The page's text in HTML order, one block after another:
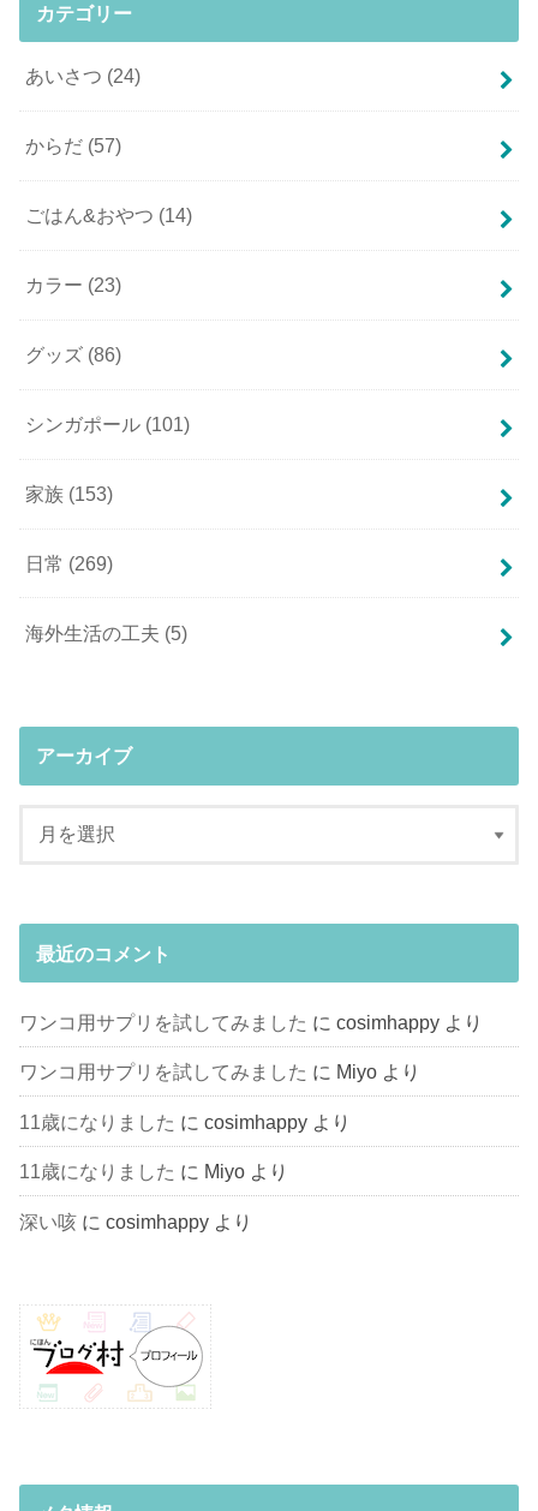
カテゴリー
あいさつ (24)
からだ (57)
ごはん&おやつ (14)
カラー (23)
グッズ (86)
シンガポール (101)
家族 (153)
日常 (269)
海外生活の工夫 (5)
アーカイブ
最近のコメント
ワンコ用サプリを試してみました にcosimhappy より
ワンコ用サプリを試してみました に Miyo より
11歳になりました にcosimhappy より
11歳になりました に Miyo より
深い咳 にcosimhappy より